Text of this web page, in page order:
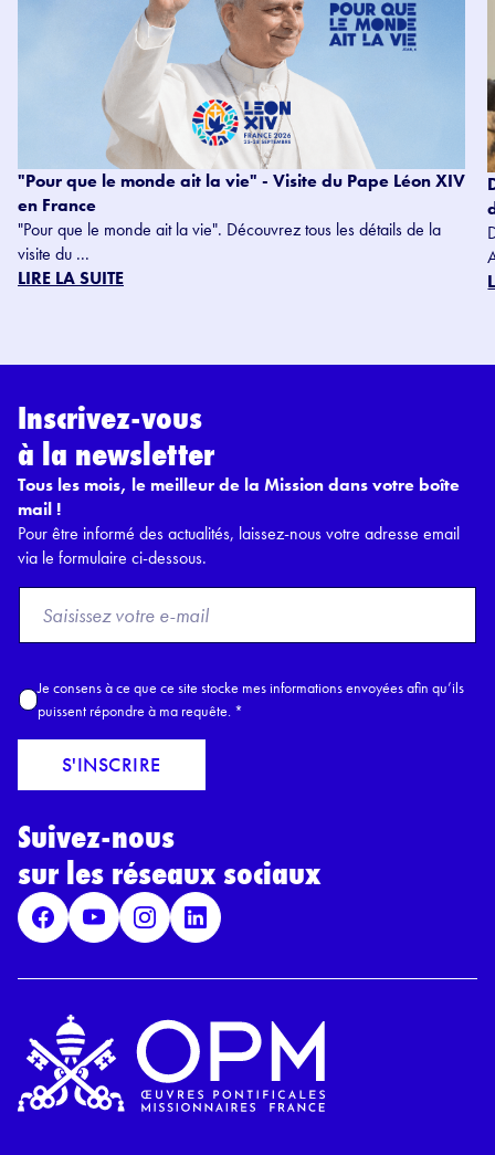
"Pour que le monde ait la vie" - Visite du Pape Léon XIV
en France
"Pour que le monde ait la vie". Découvrez tous les détails de la
visite du ...
LIRE LA SUITE
Inscrivez-vous
à la newsletter
Tous les mois, le meilleur de la Mission dans votre boîte
mail !
Pour être informé des actualités, laissez-nous votre adresse email
via le formulaire ci-dessous.
o
E
a
l
A
c
c
R
P
D
*
Je consens à ce que ce site stocke mes informations envoyées afin qu’ils
puissent répondre à ma requête. *
S'INSCRIRE
Suivez-nous
sur les réseaux sociaux